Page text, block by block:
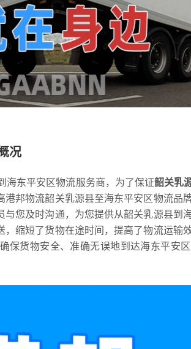
况
海东平安区物流服务商，为了保证韶关乳
邦物流韶关乳源县至海东平安区物流品
您及时沟通，为您提供从韶关乳源县到
缩短了货物在途时间，提高了物流运输
保货物安全、准确无误地到达海东平安